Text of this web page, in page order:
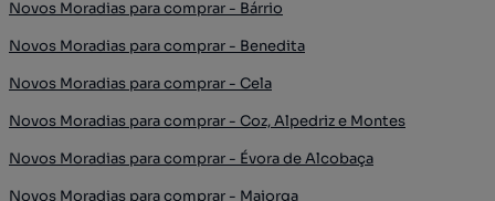
Novos Moradias para comprar - Bárrio
Novos Moradias para comprar - Benedita
Novos Moradias para comprar - Cela
Novos Moradias para comprar - Coz, Alpedriz e Montes
Novos Moradias para comprar - Évora de Alcobaça
Novos Moradias para comprar - Maiorga